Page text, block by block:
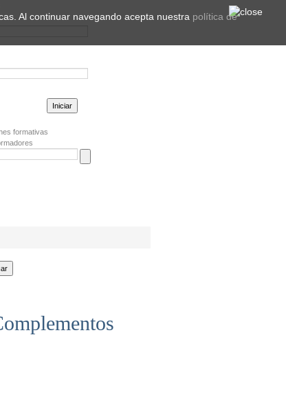
formativas
Al continuar navegando acepta nuestra política de